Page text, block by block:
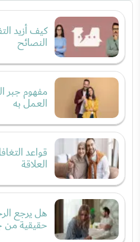
كيف أزيد
النصائح
مفهوم جبر
العمل به
قواعد
العلاقة
هل يرجع
حقيقية من